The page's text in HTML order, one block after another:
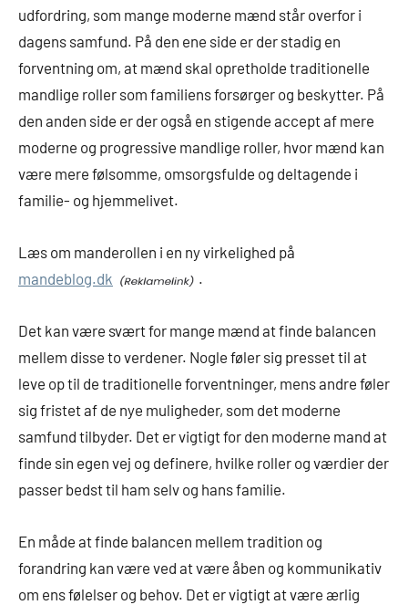
udfordring, som mange moderne mænd står overfor i
dagens samfund. På den ene side er der stadig en
forventning om, at mænd skal opretholde traditionelle
mandlige roller som familiens forsørger og beskytter. På
den anden side er der også en stigende accept af mere
moderne og progressive mandlige roller, hvor mænd kan
være mere følsomme, omsorgsfulde og deltagende i
familie- og hjemmelivet.
Læs om manderollen i en ny virkelighed på
mandeblog.dk
.
Det kan være svært for mange mænd at finde balancen
mellem disse to verdener. Nogle føler sig presset til at
leve op til de traditionelle forventninger, mens andre føler
sig fristet af de nye muligheder, som det moderne
samfund tilbyder. Det er vigtigt for den moderne mand at
finde sin egen vej og definere, hvilke roller og værdier der
passer bedst til ham selv og hans familie.
En måde at finde balancen mellem tradition og
forandring kan være ved at være åben og kommunikativ
om ens følelser og behov. Det er vigtigt at være ærlig